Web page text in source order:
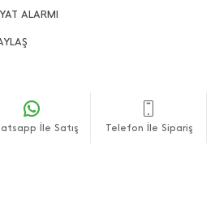
alışverişler dileriz.
ALARMI
İle Satış Telefon İle Sipariş